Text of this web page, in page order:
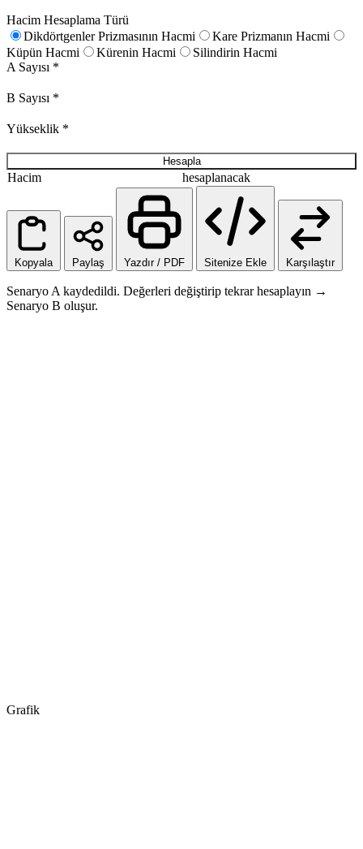
Hacim Hesaplama Türü
Dikdörtgenler Prizmasının Hacmi
Kare Prizmanın Hacmi
Küpün Hacmi
Kürenin Hacmi
Silindirin Hacmi
A Sayısı *
B Sayısı *
Yükseklik *
Hesapla
Hacim hesaplanacak
Kopyala Paylaş Yazdır / PDF Sitenize Ekle Karşılaştır
Senaryo A kaydedildi. Değerleri değiştirip tekrar hesaplayın →
Senaryo B oluşur.
Grafik